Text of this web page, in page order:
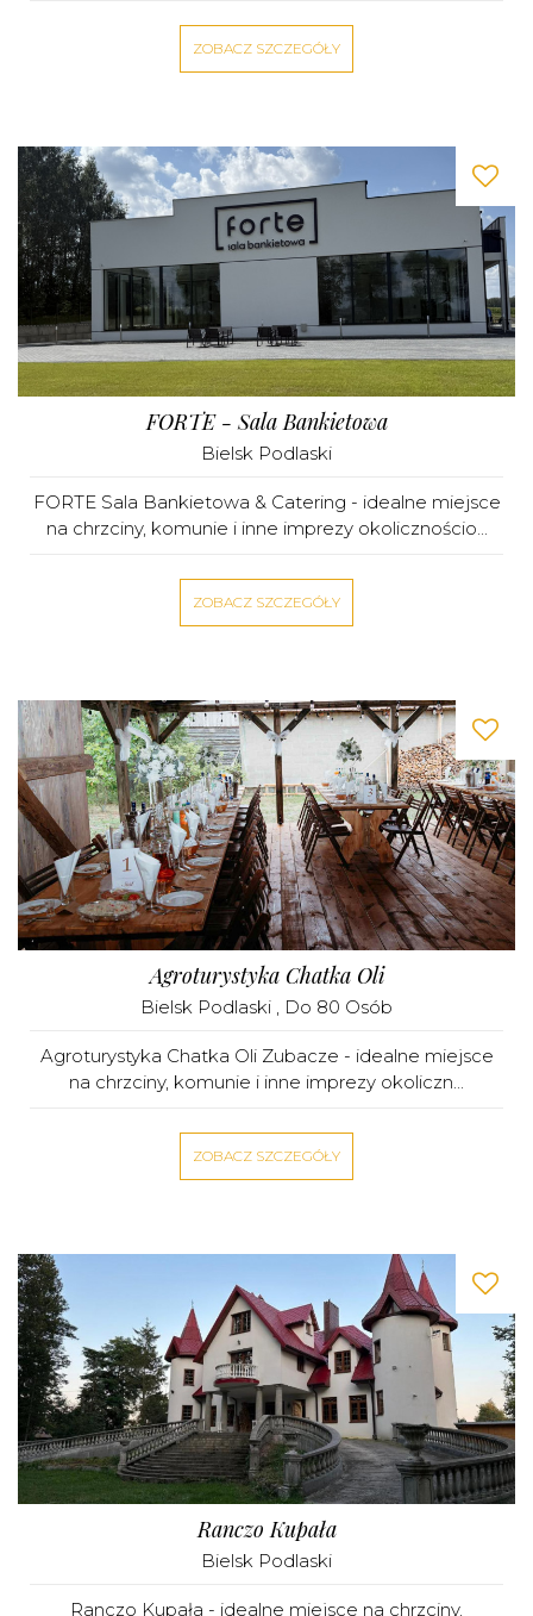
ZOBACZ SZCZEGÓŁY
FORTE - Sala Bankietowa
Bielsk Podlaski
FORTE Sala Bankietowa & Catering - idealne miejsce
na chrzciny, komunie i inne imprezy okolicznościo...
ZOBACZ SZCZEGÓŁY
Agroturystyka Chatka Oli
Bielsk Podlaski , Do 80 Osób
Agroturystyka Chatka Oli Zubacze - idealne miejsce
na chrzciny, komunie i inne imprezy okoliczn...
ZOBACZ SZCZEGÓŁY
Ranczo Kupała
Bielsk Podlaski
Ranczo Kupała - idealne miejsce na chrzciny,